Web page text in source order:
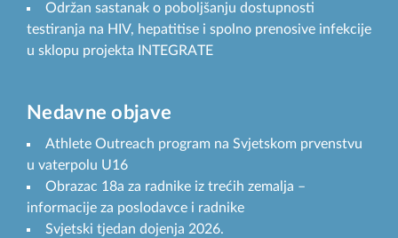
Održan sastanak o poboljšanju dostupnosti
testiranja na HIV, hepatitise i spolno prenosive infekcije
u sklopu projekta INTEGRATE
Nedavne objave
Athlete Outreach program na Svjetskom prvenstvu
u vaterpolu U16
Obrazac 18a za radnike iz trećih zemalja –
informacije za poslodavce i radnike
Svjetski tjedan dojenja 2026.